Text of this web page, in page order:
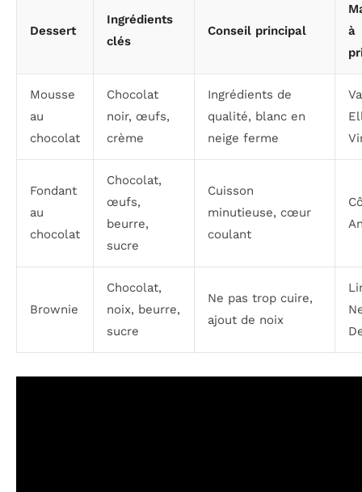
Dessert
Ingrédients
clés
Conseil principal
à
Mousse
au
chocolat
Chocolat
noir, œufs,
crème
Ingrédients de
qualité, blanc en
neige ferme
Fondant
au
chocolat
Chocolat,
œufs,
beurre,
sucre
Cuisson
minutieuse, cœur
coulant
Brownie
Chocolat,
noix, beurre,
sucre
Ne pas trop cuire,
ajout de noix